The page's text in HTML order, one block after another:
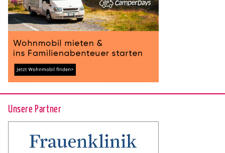
Unsere Partner